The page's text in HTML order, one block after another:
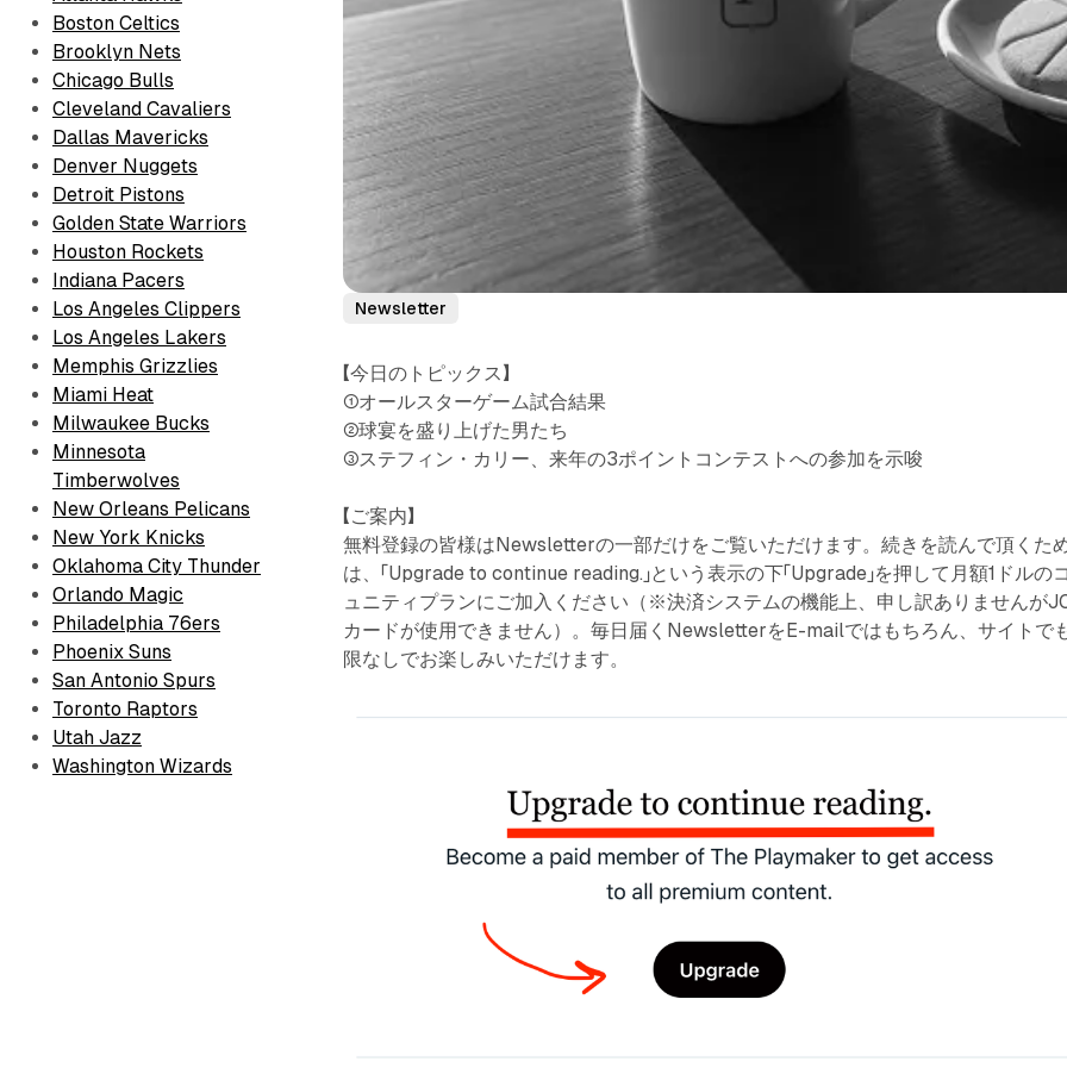
Boston Celtics
Brooklyn Nets
Chicago Bulls
Cleveland Cavaliers
Dallas Mavericks
Denver Nuggets
Detroit Pistons
Golden State Warriors
Houston Rockets
Indiana Pacers
Los Angeles Clippers
Los Angeles Lakers
Memphis Grizzlies
Miami Heat
Milwaukee Bucks
Minnesota
Timberwolves
New Orleans Pelicans
New York Knicks
Oklahoma City Thunder
Orlando Magic
Philadelphia 76ers
Phoenix Suns
San Antonio Spurs
Toronto Raptors
Utah Jazz
Washington Wizards
Newsletter
【今日のトピックス】
①オールスターゲーム試合結果
②球宴を盛り上げた男たち
③ステフィン・カリー、来年の3ポイントコンテストへの参加を示唆
【ご案内】
無料登録の皆様はNewsletterの一部だけをご覧いただけます。続きを読んで頂くた
は、「Upgrade to continue reading.」という表示の下「Upgrade」を押して月額1ドルの
ュニティプランにご加入ください（※決済システムの機能上、申し訳ありませんが
カードが使用できません）。毎日届くNewsletterをE-mailではもちろん、サイトで
限なしでお楽しみいただけます。